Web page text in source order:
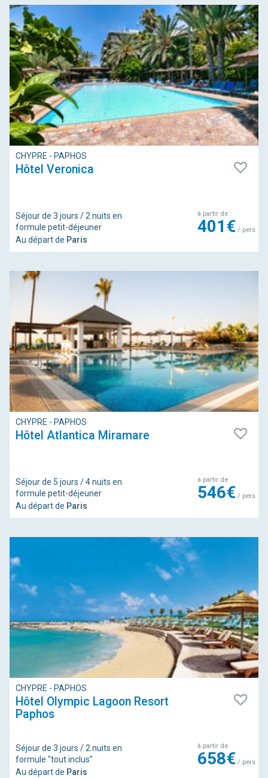
CHYPRE - PAPHOS
Hôtel Veronica
Séjour de 3 jours / 2 nuits en
formule petit-déjeuner
Au départ de Paris
à partir de
401€/ pers
CHYPRE - PAPHOS
Hôtel Atlantica Miramare
Séjour de 5 jours / 4 nuits en
formule petit-déjeuner
Au départ de Paris
à partir de
546€/ pers
CHYPRE - PAPHOS
Hôtel Olympic Lagoon Resort
Paphos
Séjour de 3 jours / 2 nuits en
formule "tout inclus"
Au départ de Paris
à partir de
658€/ pers